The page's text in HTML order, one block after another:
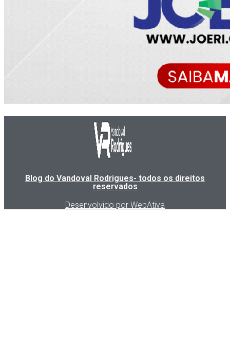
Blog do Vandoval Rodrigues- todos os direitos
reservados
Desenvolvido por WebAtiva